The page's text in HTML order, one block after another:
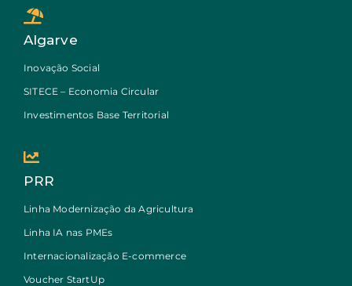
Algarve
Inovação Social
SITECE – Economia Circular
Investimentos Base Territorial
PRR
Linha Modernização da Agricultura
Linha IA nas PMEs
Internacionalização E-commerce
Voucher StartUp